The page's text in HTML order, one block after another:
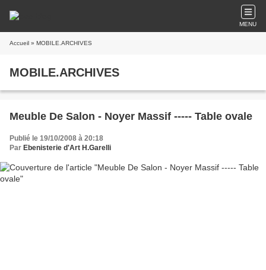
MENU
Accueil » MOBILE.ARCHIVES
MOBILE.ARCHIVES
Meuble De Salon - Noyer Massif ----- Table ovale
Publié le 19/10/2008 à 20:18
Par Ebenisterie d'Art H.Garelli